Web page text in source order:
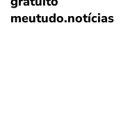
meutudo.notícias